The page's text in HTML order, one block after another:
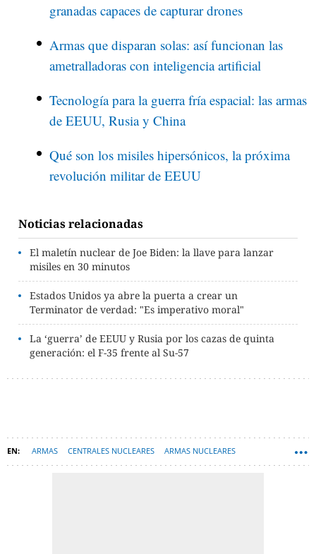
granadas capaces de capturar drones
Armas que disparan solas: así funcionan las
ametralladoras con inteligencia artificial
Tecnología para la guerra fría espacial: las armas
de EEUU, Rusia y China
Qué son los misiles hipersónicos, la próxima
revolución militar de EEUU
Noticias relacionadas
El maletín nuclear de Joe Biden: la llave para lanzar
misiles en 30 minutos
Estados Unidos ya abre la puerta a crear un
Terminator de verdad: "Es imperativo moral"
La ‘guerra’ de EEUU y Rusia por los cazas de quinta
generación: el F-35 frente al Su-57
ARMAS CENTRALES NUCLEARES ARMAS NUCLEARES